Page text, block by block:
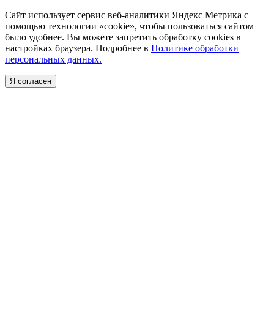
Сайт использует сервис веб-аналитики Яндекс Метрика с
помощью технологии «cookie», чтобы пользоваться сайтом
было удобнее. Вы можете запретить обработку cookies в
настройках браузера. Подробнее в Политике обработки
персональных данных.
Я согласен